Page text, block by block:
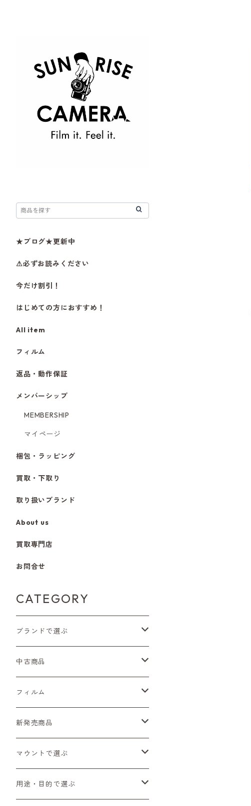
★ブログ★更新中
⚠必ずお読みください
今だけ割引！
はじめての方におすすめ！
All item
フィルム
返品・動作保証
メンバーシップ
MEMBERSHIP
マイページ
梱包・ラッピング
買取・下取り
取り扱いブランド
About us
買取専門店
お問合せ
CATEGORY
ブランドで選ぶ
Nikon（ニコン）
Sシリーズ
Fシリーズ（一桁＋F100）
Canon（キヤノン）
レンジファインダー（7、P）
PENTAX（ペンタックス）
SL、SP
K2、KX、KM
CONTAX（コンタックス）
G1、G2
MINOLTA（ミノルタ）
中古商品
フィルムカメラ
一眼レフカメラ（マニュアルフォーカス）
一眼レフカメラ（オートフォーカス）
デジタルカメラ
一眼カメラ
ミラーレスカメラ
マニュアルレンズ
一眼レンズ
オートフォーカスレンズ
フィルム
レンズ付きフィルム
35mm（135）カラーネガ
35mm（135）白黒ネガ
新発売商品
フィルムカメラ
レンズ付きフィルム
マウントで選ぶ
M42
用途・目的で選ぶ